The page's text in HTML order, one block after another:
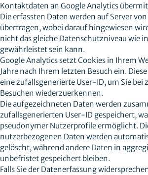
Kontaktdaten an Google Analytics
Die erfassten Daten werden auf Server
übertragen, wobei darauf hingewiesen
nicht das gleiche Datenschutzniveau wie
gewährleistet sein kann.
Google Analytics setzt Cookies in Ihrem
Jahre nach Ihrem letzten Besuch ein.
eine zufallsgenerierte User-ID, um Sie bei
Besuchen wiederzuerkennen.
Die aufgezeichneten Daten werden
zufallsgenerierten User-ID gespeichert,
pseudonymer Nutzerprofile ermöglicht.
nutzerbezogenen Daten werden
gelöscht, während andere Daten in
unbefristet gespeichert bleiben.
Falls Sie der Datenerfassung